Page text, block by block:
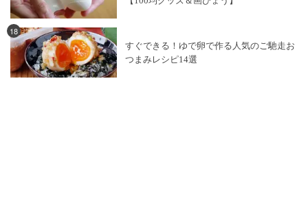
18
すぐできる！ゆで卵で作る人気のご馳走お
つまみレシピ14選